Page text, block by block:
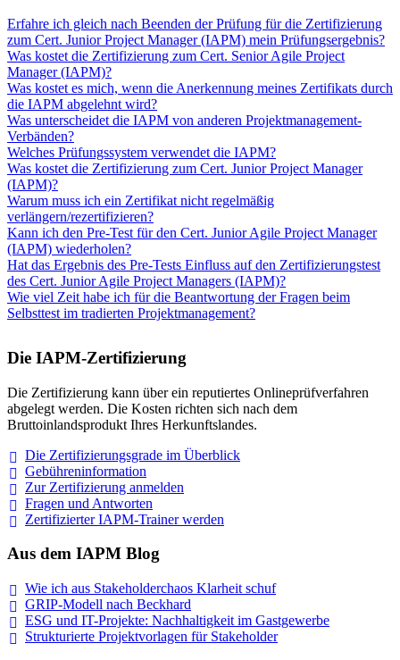
Erfahre ich gleich nach Beenden der Prüfung für die Zertifizierung
zum Cert. Junior Project Manager (IAPM) mein Prüfungsergebnis?
Was kostet die Zertifizierung zum Cert. Senior Agile Project
Manager (IAPM)?
Was kostet es mich, wenn die Anerkennung meines Zertifikats durch
die IAPM abgelehnt wird?
Was unterscheidet die IAPM von anderen Projektmanagement-
Verbänden?
Welches Prüfungssystem verwendet die IAPM?
Was kostet die Zertifizierung zum Cert. Junior Project Manager
(IAPM)?
Warum muss ich ein Zertifikat nicht regelmäßig
verlängern/rezertifizieren?
Kann ich den Pre-Test für den Cert. Junior Agile Project Manager
(IAPM) wiederholen?
Hat das Ergebnis des Pre-Tests Einfluss auf den Zertifizierungstest
des Cert. Junior Agile Project Managers (IAPM)?
Wie viel Zeit habe ich für die Beantwortung der Fragen beim
Selbsttest im tradierten Projektmanagement?
Die IAPM-Zertifizierung
Die Zertifizierung kann über ein reputiertes Onlineprüfverfahren
abgelegt werden. Die Kosten richten sich nach dem
Bruttoinlandsprodukt Ihres Herkunftslandes.
Die Zertifizierungsgrade im Überblick
Gebühreninformation
Zur Zertifizierung anmelden
Fragen und Antworten
Zertifizierter IAPM-Trainerwerden
Aus dem IAPM Blog
Wie ich aus Stakeholderchaos Klarheit schuf
GRIP-Modell nach Beckhard
ESG und IT-Projekte: Nachhaltigkeit im Gastgewerbe
Strukturierte Projektvorlagen für Stakeholder